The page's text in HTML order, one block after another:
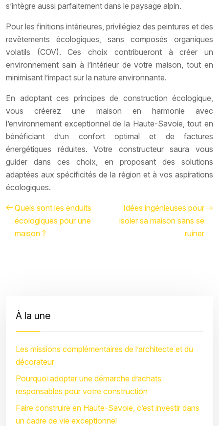
s’intègre aussi parfaitement dans le paysage alpin.
Pour les finitions intérieures, privilégiez des peintures et des
revêtements écologiques, sans composés organiques
volatils (COV). Ces choix contribueront à créer un
environnement sain à l’intérieur de votre maison, tout en
minimisant l’impact sur la nature environnante.
En adoptant ces principes de construction écologique,
vous créerez une maison en harmonie avec
l’environnement exceptionnel de la Haute-Savoie, tout en
bénéficiant d’un confort optimal et de factures
énergétiques réduites. Votre constructeur saura vous
guider dans ces choix, en proposant des solutions
adaptées aux spécificités de la région et à vos aspirations
écologiques.
Quels sont les enduits
écologiques pour une
maison ?
Idées ingénieuses pour
isoler sa maison sans se
ruiner
À la une
Les missions complémentaires de l’architecte et du
décorateur
Pourquoi adopter une démarche d’achats
responsables pour votre construction
Faire construire en Haute-Savoie, c’est investir dans
un cadre de vie exceptionnel